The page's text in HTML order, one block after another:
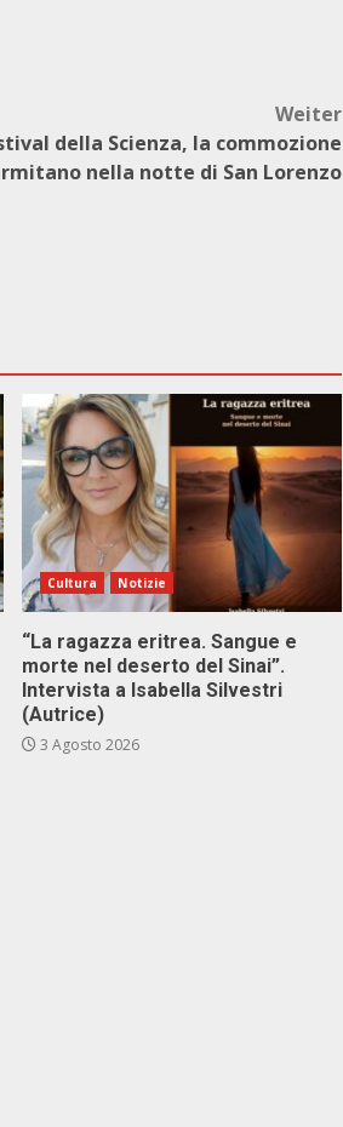
Weiter
della Scienza, la commozione
nella notte di San Lorenzo
Cultura Notizie
“La ragazza eritrea. Sangue e
morte nel deserto del Sinai”.
Intervista a Isabella Silvestri
(Autrice)
3 Agosto 2026